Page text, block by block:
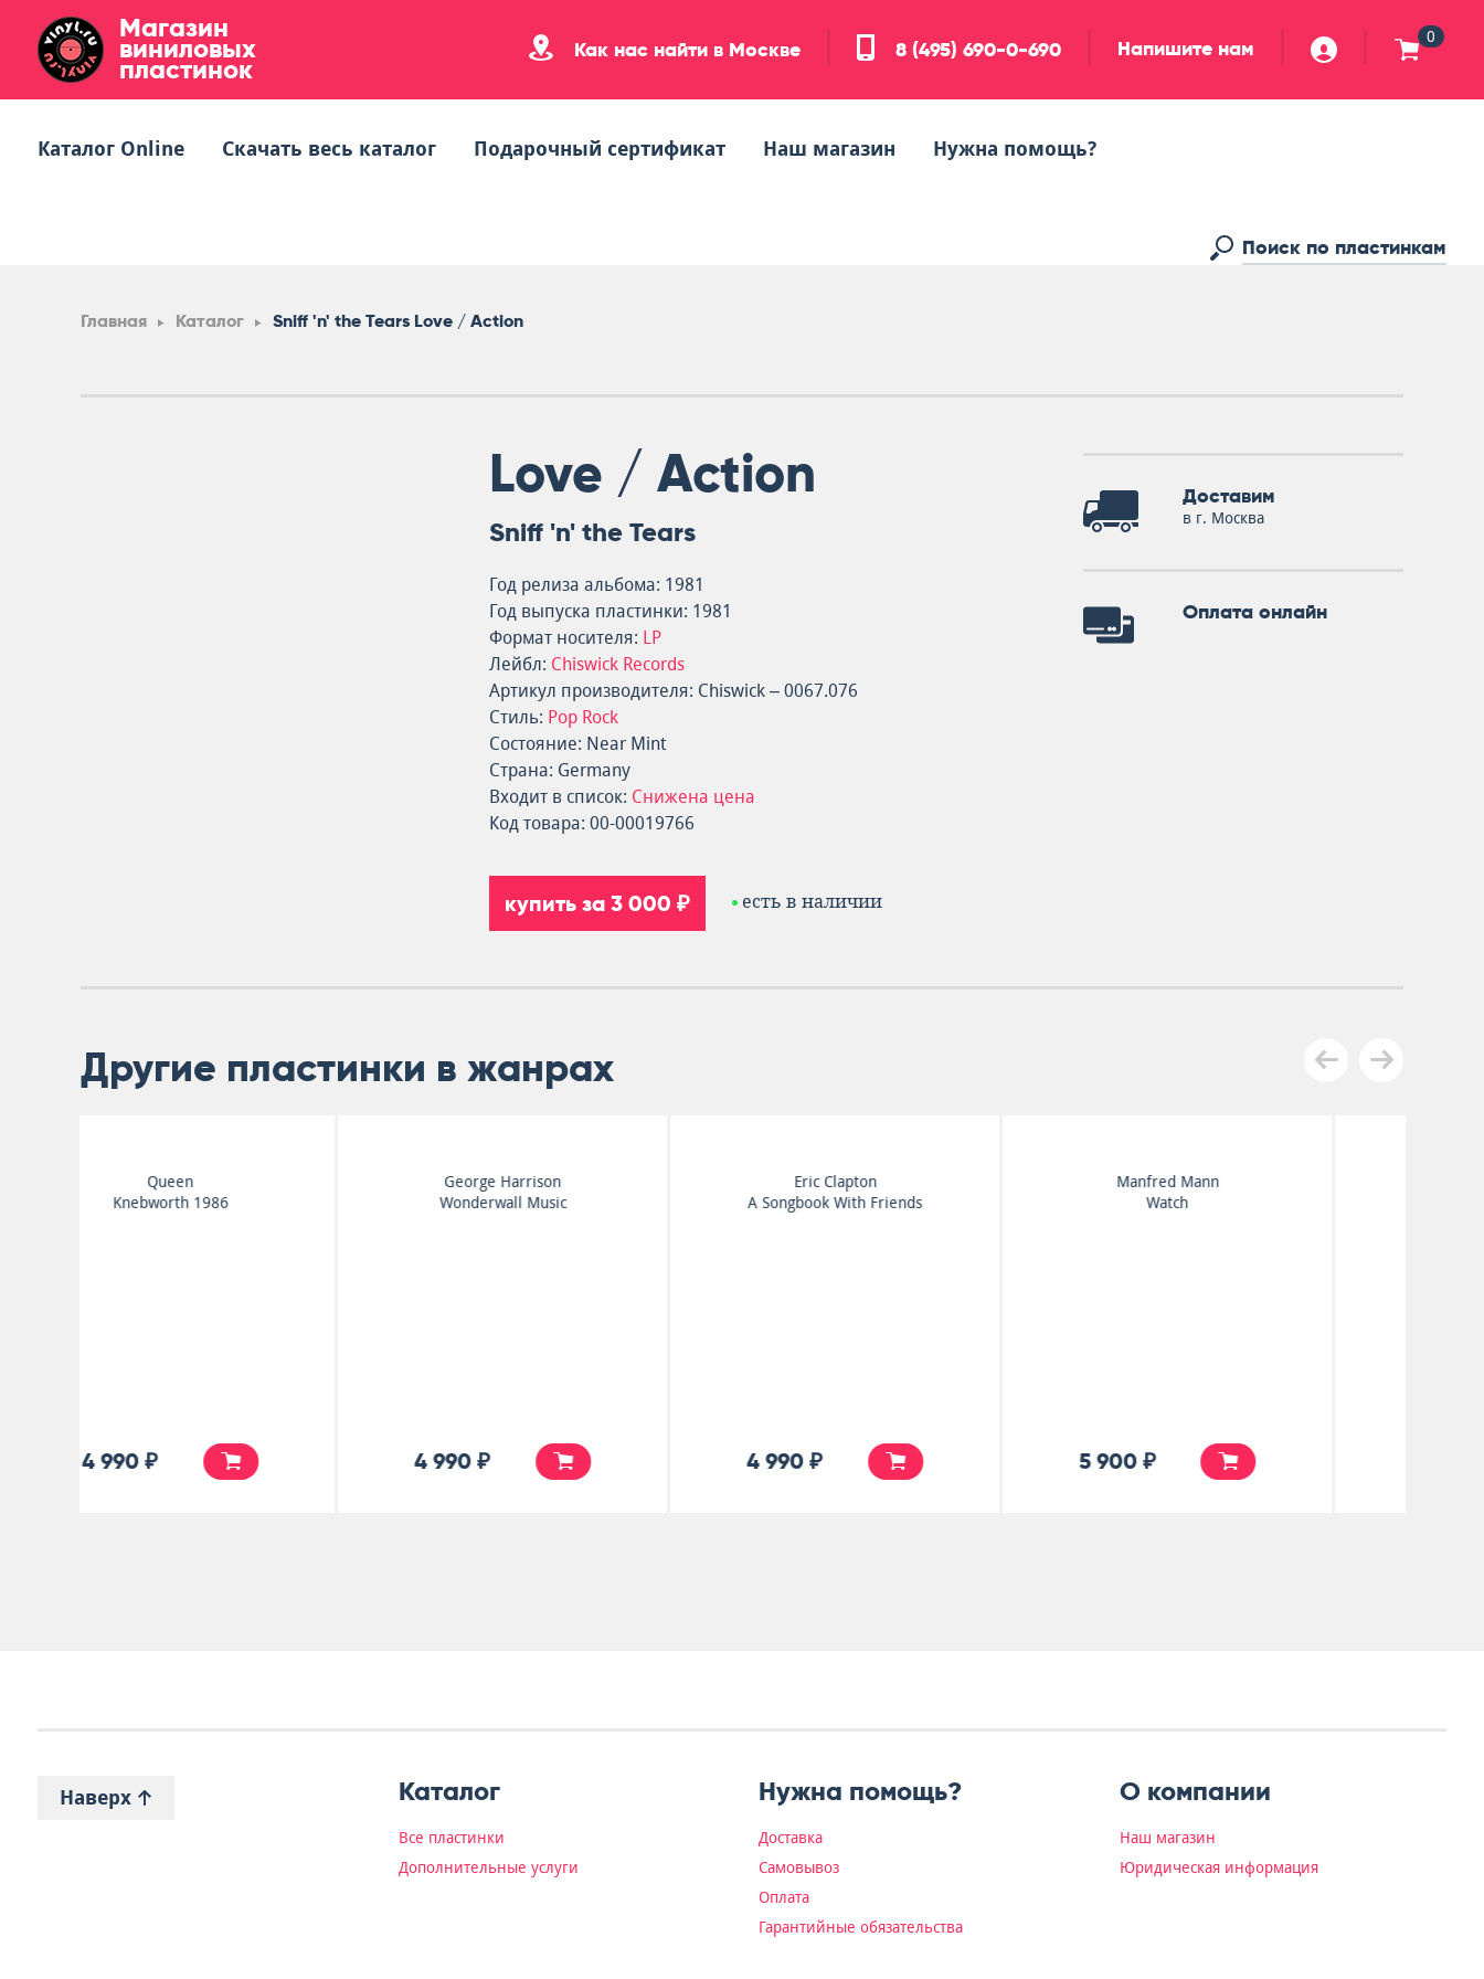
Магазин
виниловых
пластинок
Как нас найти в Москве 8 (495) 690-0-690 Напишите нам 0
Каталог Online Скачать весь каталог Подарочный сертификат Наш магазин Нужна помощь?
Главная Каталог Sniff 'n' the Tears Love / Action
Love / Action
Sniff 'n' the Tears
Год релиза альбома: 1981
Год выпуска пластинки: 1981
Формат носителя: LP
Лейбл: Chiswick Records
Артикул производителя: Chiswick – 0067.076
Стиль: Pop Rock
Состояние: Near Mint
Страна: Germany
Входит в список: Снижена цена
Код товара: 00-00019766
купить за 3 000 ₽ есть в наличии
Доставим
в г. Москва
Оплата онлайн
Другие пластинки в жанрах
A Songbook With Friends
4 990 ₽
Manfred Mann
Watch
5 900 ₽
The Other Side Of The
7 000 ₽
Beach Boys
25 000 ₽
Наверх Каталог
Все пластинки
Дополнительные услуги
Нужна помощь?
Доставка
Самовывоз
Оплата
Гарантийные обязательства
О компании
Наш магазин
Юридическая информация